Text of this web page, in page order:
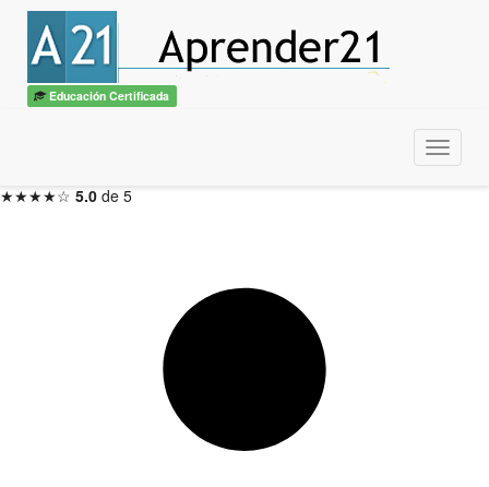
Educación Certificada
Menu
Macros para Office - VBA
con diplomaITSS / CBTech
★★★★☆ 5.0 de 5